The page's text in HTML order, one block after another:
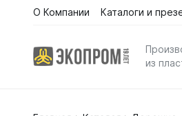
О Компании Каталоги и
из